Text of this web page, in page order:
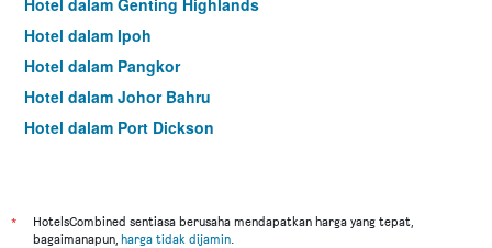
Hotel dalam Genting Highlands
Hotel dalam Ipoh
Hotel dalam Pangkor
Hotel dalam Johor Bahru
Hotel dalam Port Dickson
*
HotelsCombined sentiasa berusaha mendapatkan harga yang tepat,
bagaimanapun, harga tidak dijamin.